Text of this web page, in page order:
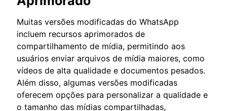
Muitas versões modificadas do WhatsApp
incluem recursos aprimorados de
compartilhamento de mídia, permitindo aos
usuários enviar arquivos de mídia maiores, como
vídeos de alta qualidade e documentos pesados.
Além disso, algumas versões modificadas
oferecem opções para personalizar a qualidade e
o tamanho das mídias compartilhadas,